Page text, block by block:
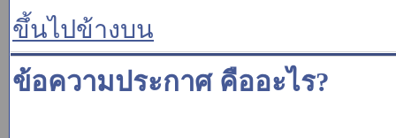
ขึ้นไปข้างบน
ข้อความประกาศ คืออะไร?